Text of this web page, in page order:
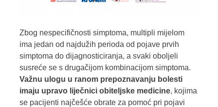
Zbog nespecifičnosti simptoma, multipli mijelom
ima jedan od najdužih perioda od pojave prvih
simptoma do dijagnosticiranja, a svaki oboljeli
susreće se s drugačijom kombinacijom simptoma.
Važnu ulogu u ranom prepoznavanju bolesti
imaju upravo liječnici obiteljske medicine, kojima
se pacijenti najčešće obrate za pomoć pri pojavi